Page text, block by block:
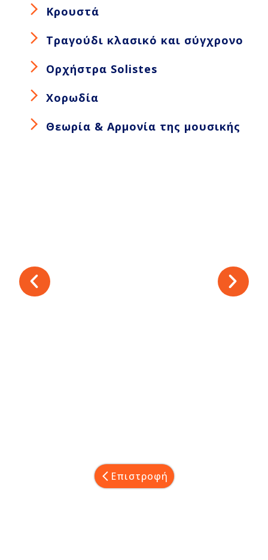
Κρουστά
Τραγούδι κλασικό και σύγχρονο
Ορχήστρα Solistes
Χορωδία
Θεωρία & Αρμονία της μουσικής
Επιστροφή